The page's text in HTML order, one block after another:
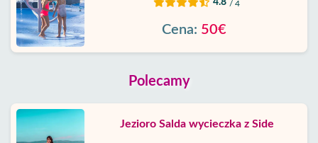
/ 4
Cena: 50€
Polecamy
Jezioro Salda wycieczka z Side